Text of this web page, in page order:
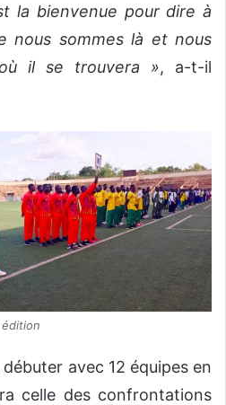
la bienvenue pour dire à
nous sommes là et nous
il se trouvera », a-t-il
avec 12 équipes en
celle des confrontations